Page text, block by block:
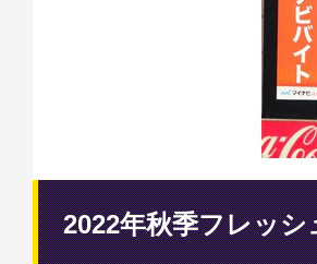
2022年秋季フレッ